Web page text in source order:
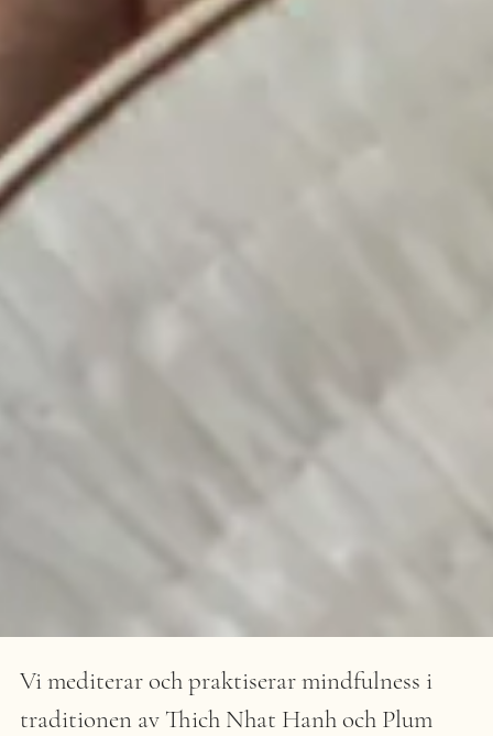
Vi mediterar och praktiserar mindfulness i
traditionen av Thich Nhat Hanh och Plum